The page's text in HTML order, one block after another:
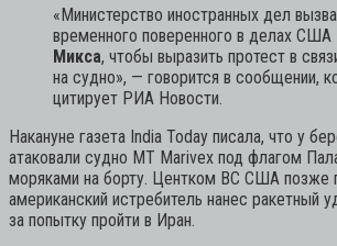
«Министерство иностранных дел
временного поверенного в делах США
Микса, чтобы выразить протест в
на судно», — говорится в сообщении,
цитирует РИА Новости.
Накануне газета India Today писала, что у
атаковали судно MT Marivex под флагом
моряками на борту. Центком ВС США позже
американский истребитель нанес ракетный
за попытку пройти в Иран.